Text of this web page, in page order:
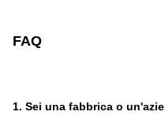
FAQ
1. Sei una fabbrica o